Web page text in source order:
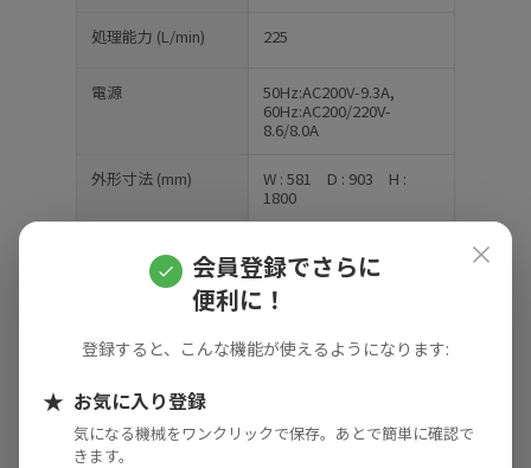
処理能力 (L/min) 225
電源
50Hz:AC200V-9.3A,
60Hz:AC200/220V-
8.6/8.0A
外形寸法 (mm) W : 581 D : 903
H :
1800
お問い合わせ
×
会員登録でさらに
便利に！
登録すると、こんな機能が使えるようになります:
★ お気に入り登録
気になる機械をワンクリックで保存。あとで簡単に確認で
きます。